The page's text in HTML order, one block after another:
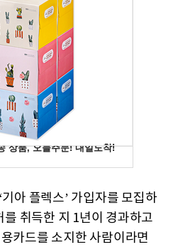
아 플렉스’ 가입자를 모집하
취득한 지 1년이 경과하고
카드를 소지한 사람이라면